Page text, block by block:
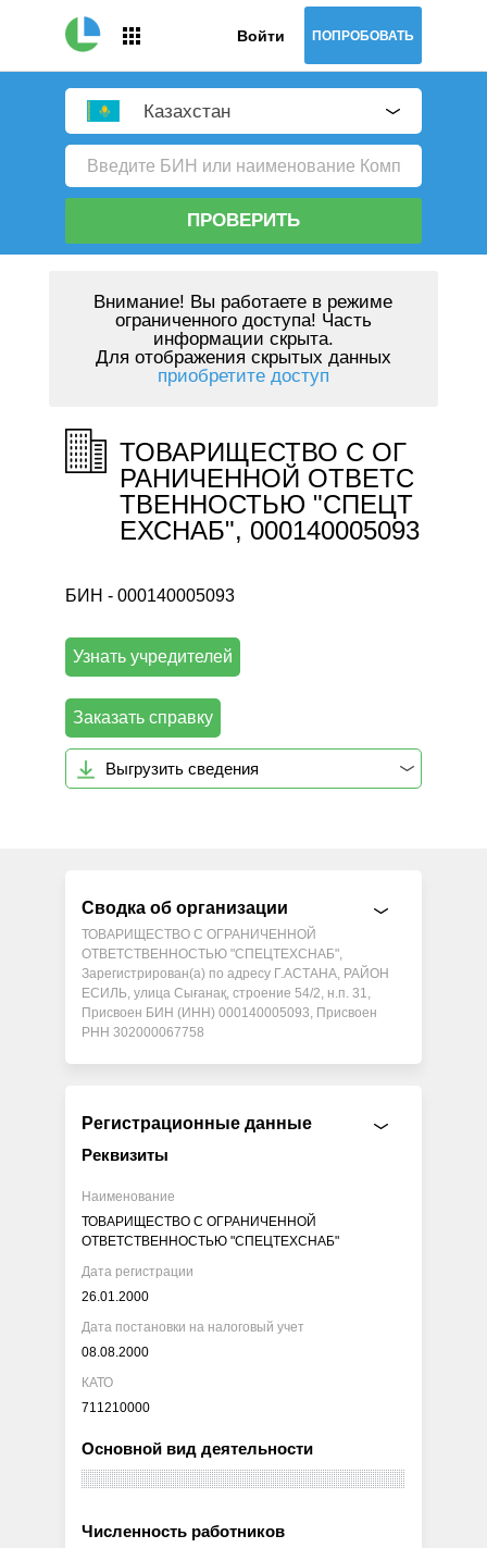
Войти ПОПРОБОВАТЬ
Казахстан
ПРОВЕРИТЬ
Внимание! Вы работаете в режиме
ограниченного доступа! Часть
информации скрыта.
Для отображения скрытых данных
приобретите доступ
ТОВАРИЩЕСТВО С ОГ
РАНИЧЕННОЙ ОТВЕТС
ТВЕННОСТЬЮ "СПЕЦТ
ЕХСНАБ", 000140005093
БИН - 000140005093
Узнать учредителей
Заказать справку
Выгрузить сведения
Сводка об организации
ТОВАРИЩЕСТВО С ОГРАНИЧЕННОЙ
ОТВЕТСТВЕННОСТЬЮ "СПЕЦТЕХСНАБ",
Зарегистрирован(а) по адресу Г.АСТАНА, РАЙОН
ЕСИЛЬ, улица Сығанақ, строение 54/2, н.п. 31,
Присвоен БИН (ИНН) 000140005093, Присвоен
РНН 302000067758
Регистрационные данные
Реквизиты
Наименование
ТОВАРИЩЕСТВО С ОГРАНИЧЕННОЙ
ОТВЕТСТВЕННОСТЬЮ "СПЕЦТЕХСНАБ"
Дата регистрации
26.01.2000
Дата постановки на налоговый учет
08.08.2000
КАТО
711210000
Основной вид деятельности
Численность работников